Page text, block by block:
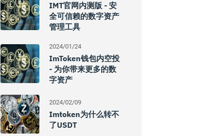
IMT官网内测版 - 安
全可信赖的数字资产
管理工具
2024/01/24
ImToken钱包内空投
- 为你带来更多的数
字资产
2024/02/09
Imtoken为什么转不
了USDT